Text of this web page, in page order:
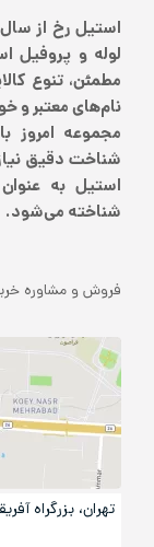
لوله و پروفیل
مطمئن، تنوع
نام‌های معتبر و
مجموعه امروز
شناخت دقیق
استیل به
شناخته می‌شود.
فروش و مشاوره
تهران، بزرگراه